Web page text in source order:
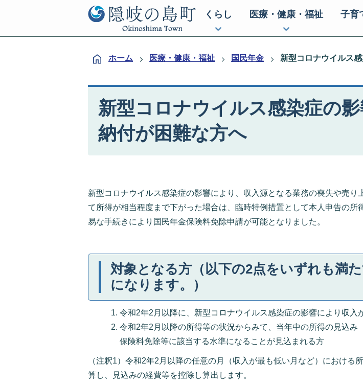
くらし 医療・健康・福祉 子育
ホーム 医療・健康・福祉 国民年金 新型コロナウイルス
新型コロナウイルス感染症の
納付が困難な方へ
新型コロナウイルス感染症の影響により、収入源となる業務の喪失や売り
て所得が相当程度まで下がった場合は、臨時特例措置として本人申告の所
易な手続きにより国民年金保険料免除申請が可能となりました。
対象となる方（以下の2点をいずれも満
になります。）
令和2年2月以降に、新型コロナウイルス感染症の影響により収入
令和2年2月以降の所得等の状況からみて、当年中の所得の見込み
保険料免除等に該当する水準になることが見込まれる方
（注釈1）令和2年2月以降の任意の月（収入が最も低い月など）における
算し、見込みの経費等を控除し算出します。